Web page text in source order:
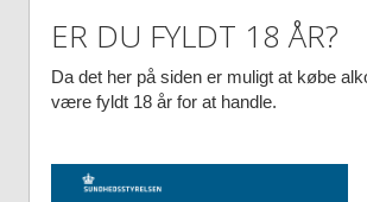
ER DU FYLDT 18 ÅR?
Da det her på siden er muligt at købe
være fyldt 18 år for at handle.